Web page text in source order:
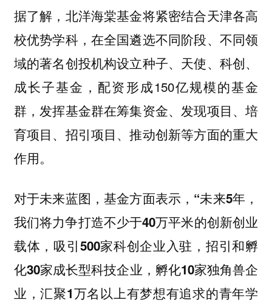
据了解，北洋海棠基金将紧密结合天津各高
校优势学科，在全国遴选不同阶段、不同领
域的著名创投机构设立种子、天使、科创、
成长子基金，配资形成150亿规模的基金
群，发挥基金群在筹集资金、发现项目、培
育项目、招引项目、推动创新等方面的重大
作用。
对于未来蓝图，基金方面表示， “未来5年，
我们将力争打造不少于40万平米的创新创业
载体，吸引500家科创企业入驻，招引和孵
化30家成长型科技企业，孵化10家独角兽企
业，汇聚1万名以上有梦想有追求的青年学